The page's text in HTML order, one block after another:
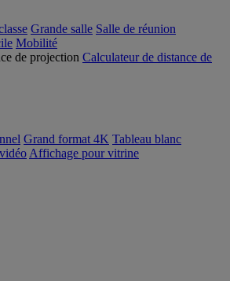
Grande salle Salle de réunion
Mobilité
Calculateur de distance de
Grand format 4K Tableau blanc
Affichage pour vitrine